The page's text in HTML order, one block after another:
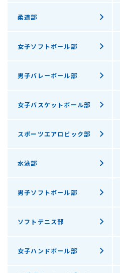
柔道部
女子ソフトボール部
男子バレーボール部
女子バスケットボール部
スポーツエアロビック部
水泳部
男子ソフトボール部
ソフトテニス部
女子ハンドボール部